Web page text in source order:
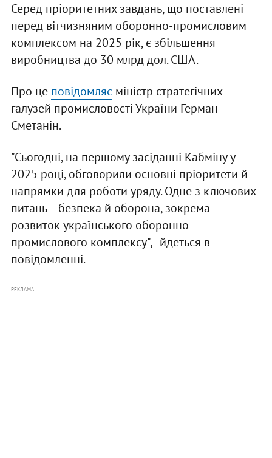
Серед пріоритетних завдань, що поставлені
перед вітчизняним оборонно-промисловим
комплексом на 2025 рік, є збільшення
виробництва до 30 млрд дол. США.
Про це повідомляєміністр стратегічних
галузей промисловості України Герман
Сметанін.
"Сьогодні, на першому засіданні Кабміну у
2025 році, обговорили основні пріоритети й
напрямки для роботи уряду. Одне з ключових
питань – безпека й оборона, зокрема
розвиток українського оборонно-
промислового комплексу", - йдеться в
повідомленні.
РЕКЛАМА